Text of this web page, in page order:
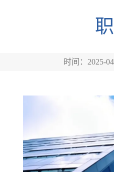
时间：2025-